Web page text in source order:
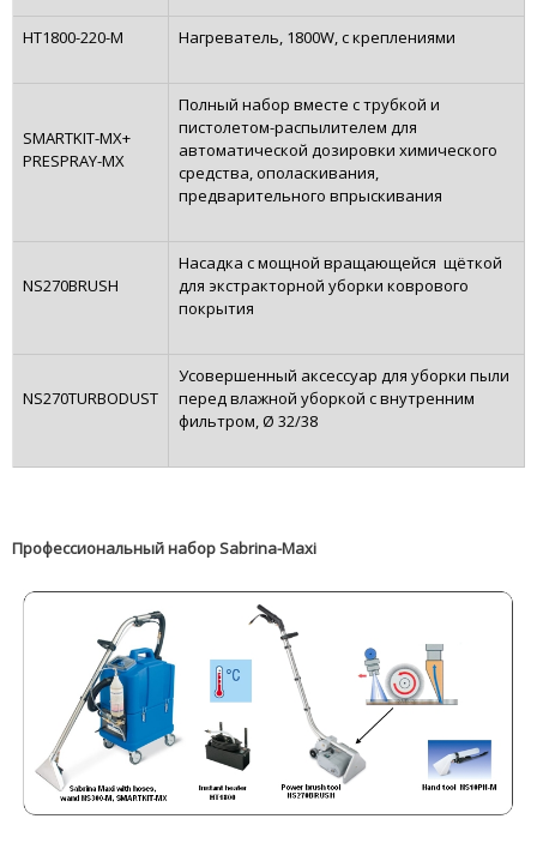
HT1800-220-M Нагреватель, 1800W, с креплениями
SMARTKIT-MX+
PRESPRAY-MX
Полный набор вместе с трубкой и
пистолетом-распылителем для
автоматической дозировки химического
средства, ополаскивания,
предварительного впрыскивания
NS270BRUSH
Насадка с мощной вращающейся щёткой
для экстракторной уборки коврового
покрытия
NS270TURBODUST
Усовершенный аксессуар для уборки пыли
перед влажной уборкой с внутренним
фильтром, Ø 32/38
Профессиональный набор Sabrina-Maxi